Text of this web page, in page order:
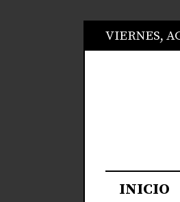
VIERNES,
INICIO